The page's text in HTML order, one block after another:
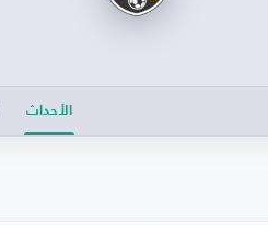
الأحداث